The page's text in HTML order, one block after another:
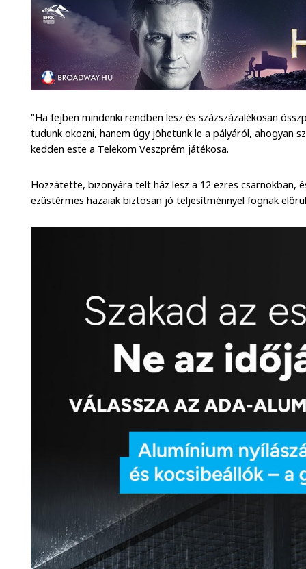
"Ha fejben mindenki rendben lesz és százszázalékosan
tudunk okozni, hanem úgy jöhetünk le a pályáról, ahogyan
kedden este a Telekom Veszprém játékosa.
Hozzátette, bizonyára telt ház lesz a 12 ezres csarnokban,
ezüstérmes hazaiak biztosan jó teljesítménnyel fognak